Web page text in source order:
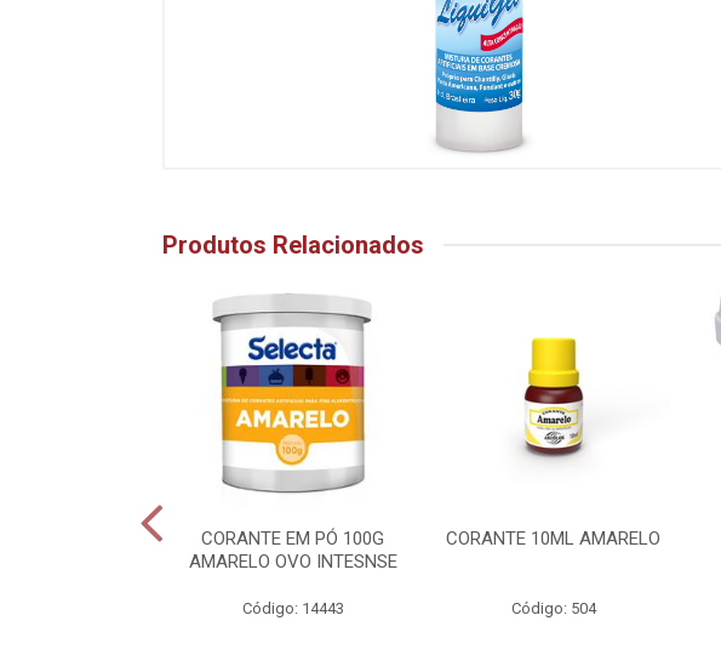
Produtos Relacionados
CORANTE EM PÓ 100G
AMARELO OVO INTESNSE
Código: 14443
CORANTE 10ML AMARELO
Código: 504